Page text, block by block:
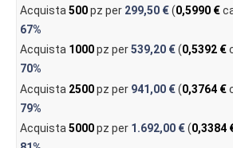
Acquista 500pz per 299,50 €(0,5990 €
67%
Acquista 1000pz per539,20 €(0,5392 €
70%
Acquista 2500pz per 941,00 €(0,3764 €
79%
Acquista5000pz per 1.692,00 €(0,3384